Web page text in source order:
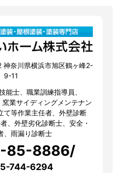
神奈川県横浜市旭区鶴ヶ峰2-
9-11
能士、職業訓練指導員、
業サイディングメンテナン
て等作業主任者、外壁診断
、外壁劣化診断士、安全・
、雨漏り診断士
85-8886/
744-6294